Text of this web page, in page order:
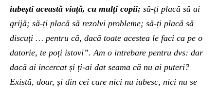
iubești această viață, cu mulți copii; să-ți placă să ai
grijă; să-ți placă să rezolvi probleme; să-ți placă să
discuți … pentru că, dacă toate acestea le faci ca pe o
datorie, te poți istovi”. Am o intrebare pentru dvs: dar
dacă ai incercat și ți-ai dat seama că nu ai puteri?
Există, doar, și din cei care nici nu iubesc, nici nu se